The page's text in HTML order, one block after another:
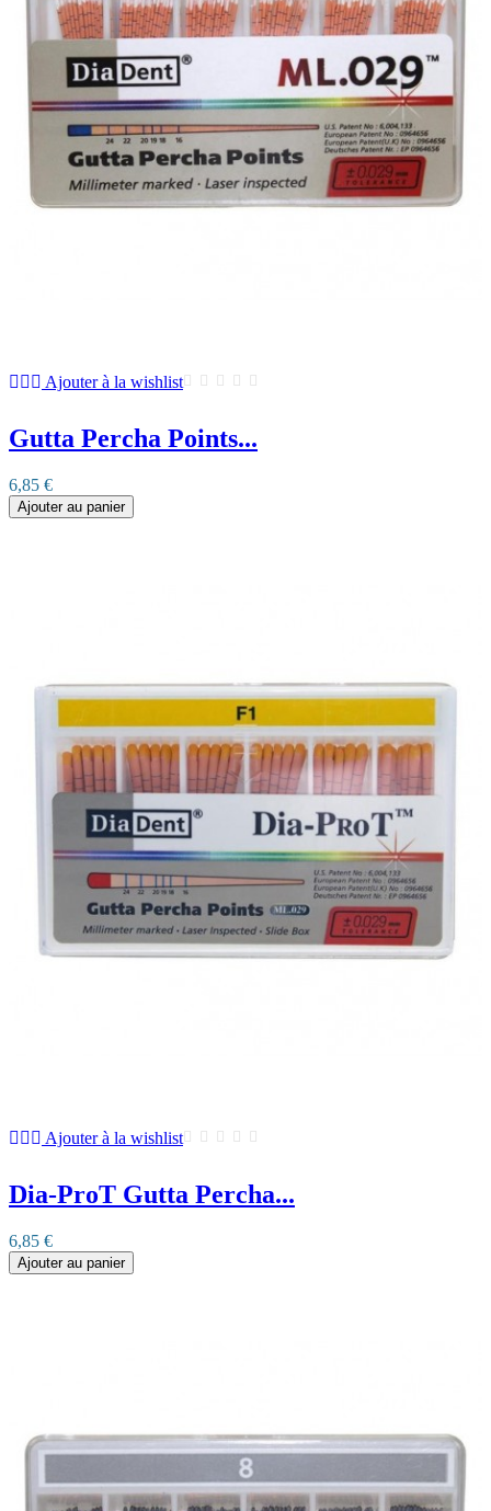
Ajouter à la wishlist
Gutta Percha Points...
6,85 €
Ajouter au panier
Ajouter à la wishlist
Dia-ProT Gutta Percha...
6,85 €
Ajouter au panier